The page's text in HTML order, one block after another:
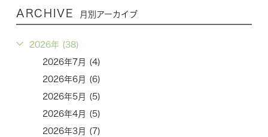
ARCHIVE 月別アーカイブ
2026年 (38)
2026年7月 (4)
2026年6月 (6)
2026年5月 (5)
2026年4月 (5)
2026年3月 (7)